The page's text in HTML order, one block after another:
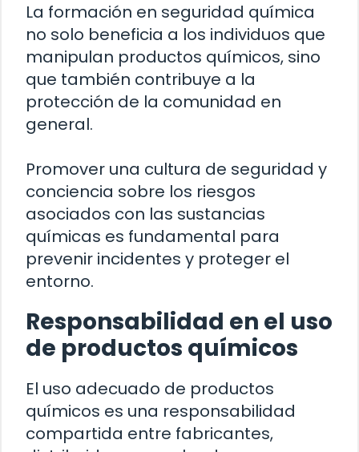
La formación en seguridad química
no solo beneficia a los individuos que
manipulan productos químicos, sino
que también contribuye a la
protección de la comunidad en
general.
Promover una cultura de seguridad y
conciencia sobre los riesgos
asociados con las sustancias
químicas es fundamental para
prevenir incidentes y proteger el
entorno.
Responsabilidad en el uso
de productos químicos
El uso adecuado de productos
químicos es una responsabilidad
compartida entre fabricantes,